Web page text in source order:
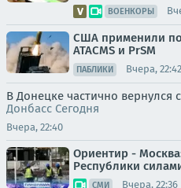
ВОЕНКОРЫ
США применили по
ATACMS и PrSM
ПАБЛИКИ Вчера, 22:42
В Донецке частично вернулся
Донбасс Сегодня
Вчера, 22:40
Ориентир -
Республики
СМИ Вчера, 22:36